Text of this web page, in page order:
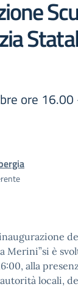
ore
Merini”si è
alla
locali,